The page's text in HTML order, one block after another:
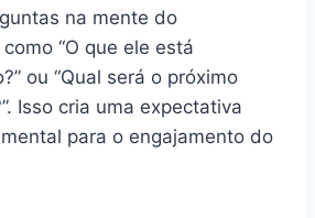
na mente do
“O que ele está
ou “Qual será o próximo
Isso cria uma expectativa
para o engajamento do